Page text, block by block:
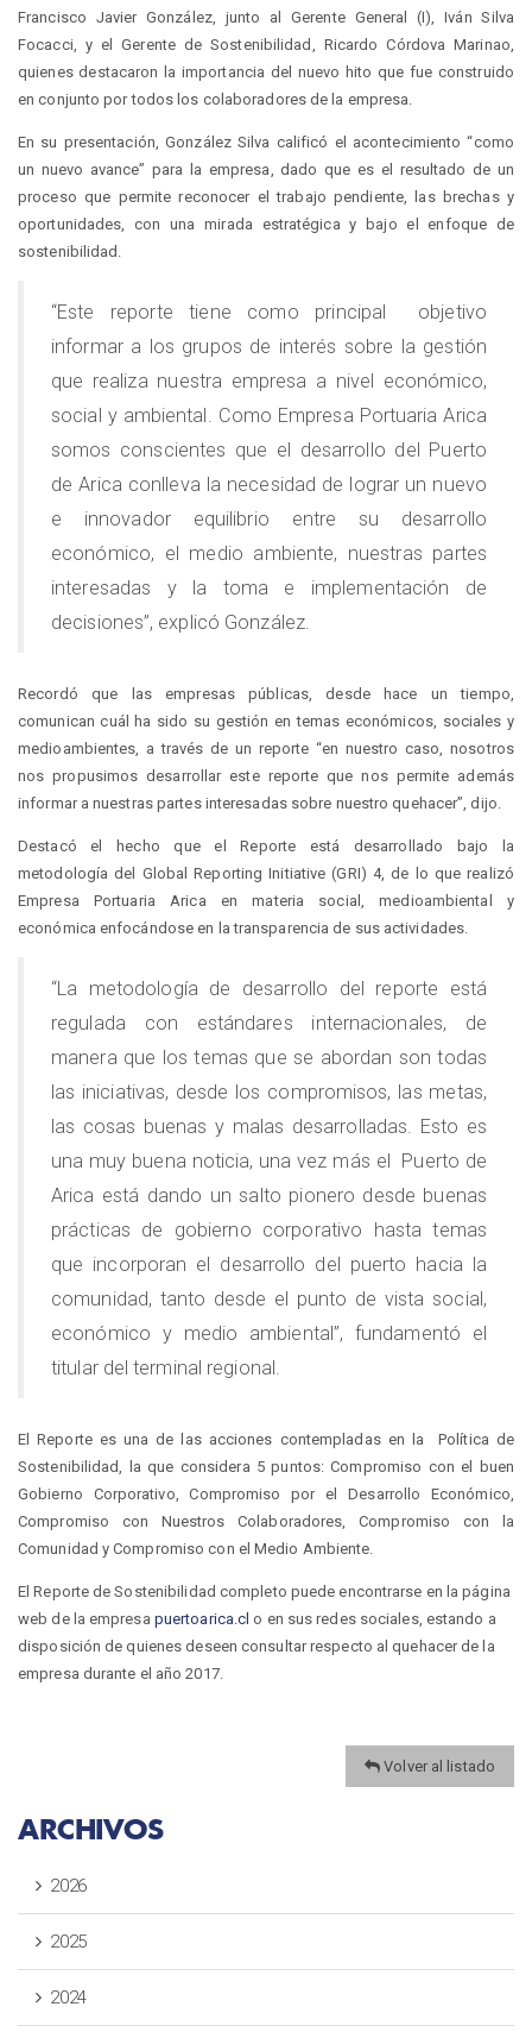
Francisco Javier González, junto al Gerente General (I), Iván Silva
Focacci, y el Gerente de Sostenibilidad, Ricardo Córdova Marinao,
quienes destacaron la importancia del nuevo hito que fue construido
en conjunto por todos los colaboradores de la empresa.
En su presentación, González Silva calificó el acontecimiento “como
un nuevo avance” para la empresa, dado que es el resultado de un
proceso que permite reconocer el trabajo pendiente, las brechas y
oportunidades, con una mirada estratégica y bajo el enfoque de
sostenibilidad.
“Este reporte tiene como principal objetivo
informar a los grupos de interés sobre la gestión
que realiza nuestra empresa a nivel económico,
social y ambiental. Como Empresa Portuaria Arica
somos conscientes que el desarrollo del Puerto
de Arica conlleva la necesidad de lograr un nuevo
e innovador equilibrio entre su desarrollo
económico, el medio ambiente, nuestras partes
interesadas y la toma e implementación de
decisiones”, explicó González.
Recordó que las empresas públicas, desde hace un tiempo,
comunican cuál ha sido su gestión en temas económicos, sociales y
medioambientes, a través de un reporte “en nuestro caso, nosotros
nos propusimos desarrollar este reporte que nos permite además
informar a nuestras partes interesadas sobre nuestro quehacer”, dijo.
Destacó el hecho que el Reporte está desarrollado bajo la
metodología del Global Reporting Initiative (GRI) 4, de lo que realizó
Empresa Portuaria Arica en materia social, medioambiental y
económica enfocándose en la transparencia de sus actividades.
“La metodología de desarrollo del reporte está
regulada con estándares internacionales, de
manera que los temas que se abordan son todas
las iniciativas, desde los compromisos, las metas,
las cosas buenas y malas desarrolladas. Esto es
una muy buena noticia, una vez más el Puerto de
Arica está dando un salto pionero desde buenas
prácticas de gobierno corporativo hasta temas
que incorporan el desarrollo del puerto hacia la
comunidad, tanto desde el punto de vista social,
económico y medio ambiental”, fundamentó el
titular del terminal regional.
El Reporte es una de las acciones contempladas en la Política de
Sostenibilidad, la que considera 5 puntos: Compromiso con el buen
Gobierno Corporativo, Compromiso por el Desarrollo Económico,
Compromiso con Nuestros Colaboradores, Compromiso con la
Comunidad y Compromiso con el Medio Ambiente.
El Reporte de Sostenibilidad completo puede encontrarse en la página
web de la empresa puertoarica.cl o en sus redes sociales, estando a
disposición de quienes deseen consultar respecto al quehacer de la
empresa durante el año 2017.
Volver al listado
ARCHIVOS
2026
2025
2024